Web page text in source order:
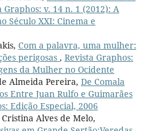
Graphos: v. 14 n. 1 (2012): A
Século XXI: Cinema e
Com a palavra, uma mulher:
perigosas , Revista Graphos:
da Mulher no Ocidente
Almeida Pereira, De Comala
Entre Juan Rulfo e Guimarães
Edição Especial, 2006
Alves de Melo,